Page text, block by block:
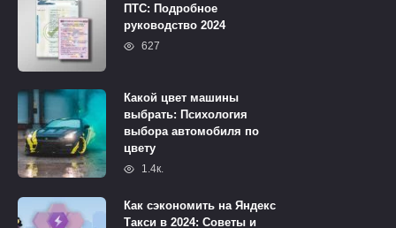
ПТС: Подробное
руководство 2024
627
Какой цвет машины
выбрать: Психология
выбора автомобиля по
цвету
1.4к.
Как сэкономить на Яндекс
Такси в 2024: Советы и